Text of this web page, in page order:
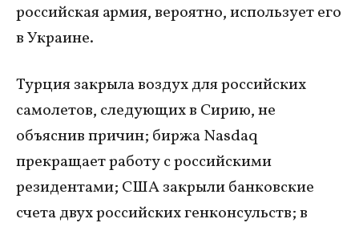
российская армия, вероятно, использует его
в Украине.
Турция закрыла воздух для российских
самолетов, следующих в Сирию, не
объяснив причин; биржа Nasdaq
прекращает работу с российскими
резидентами; США закрыли банковские
счета двух российских генконсульств; в